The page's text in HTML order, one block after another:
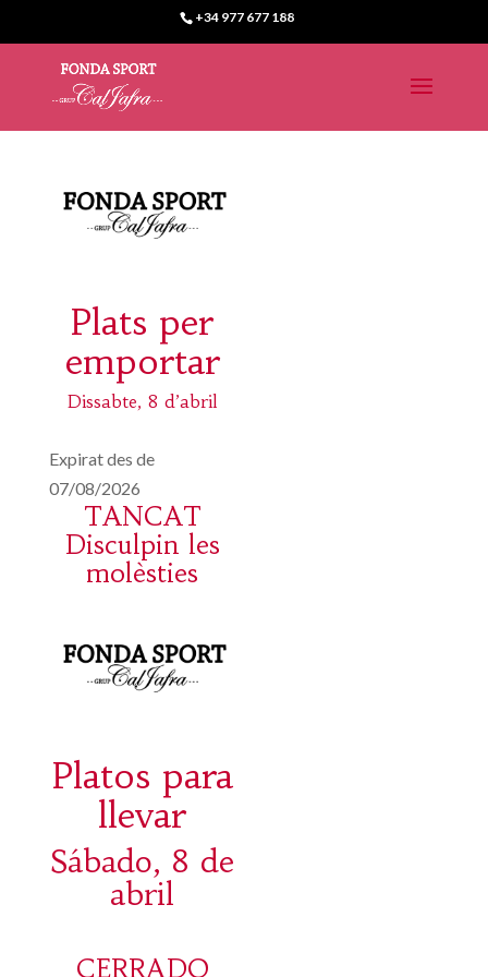
+34 977 677 188
Plats per
emportar
Dissabte, 8 d’abril
Expirat des de
07/08/2026
TANCAT
Disculpin les
molèsties
Platos para
llevar
Sábado, 8 de
abril
CERRADO